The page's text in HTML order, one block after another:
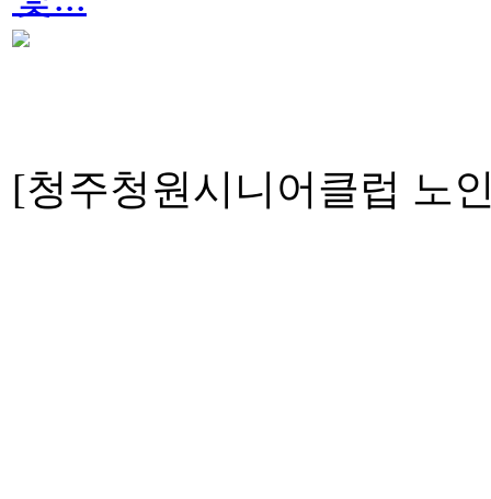
[청주청원시니어클럽 노